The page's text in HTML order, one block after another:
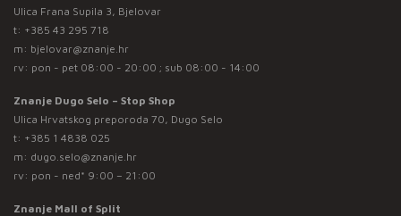
Ulica Frana Supila 3, Bjelovar
t: +385 43 295 718
m: bjelovar@znanje.hr
rv: pon - pet 08:00 - 20:00 ; sub 08:00 - 14:00
Znanje Dugo Selo – Stop Shop
Ulica Hrvatskog preporoda 70, Dugo Selo
t: +385 1 4838 025
m: dugo.selo@znanje.hr
rv: pon - ned* 9:00 – 21:00
Znanje Mall of Split